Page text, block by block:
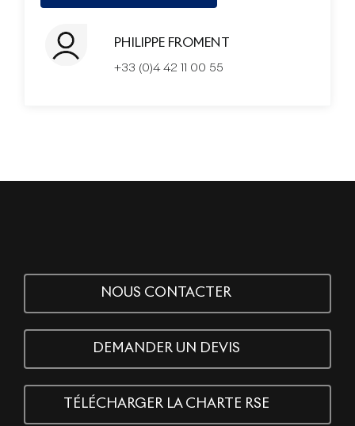
PHILIPPE FROMENT
+33 (0)4 42 11 00 55
NOUS CONTACTER
DEMANDER UN DEVIS
TÉLÉCHARGER LA CHARTE RSE